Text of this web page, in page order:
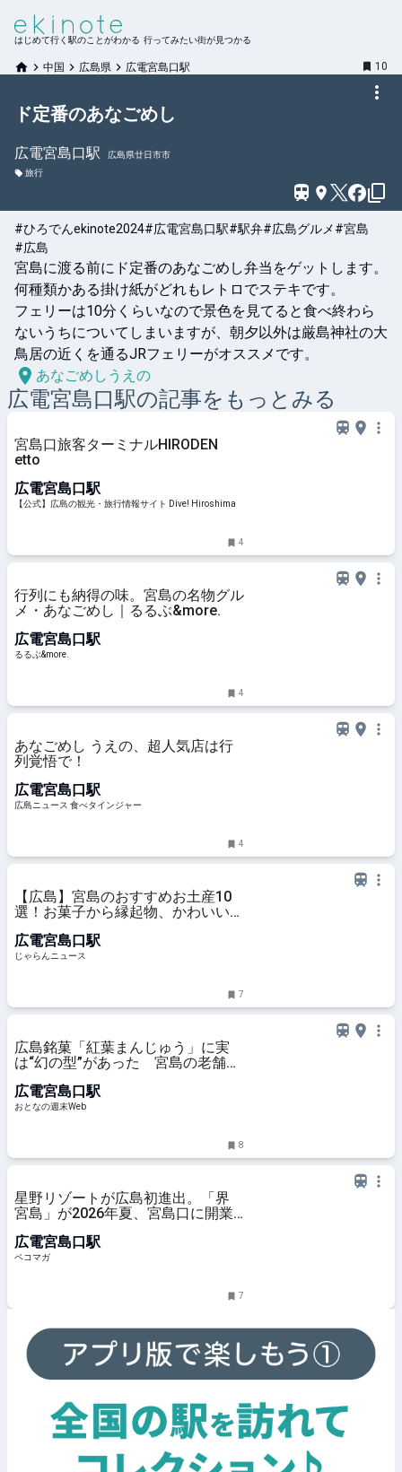
はじめて行く駅のことがわかる 行ってみたい街が見つかる
中国 広島県 広電宮島口駅 10
ド定番のあなごめし
広電宮島口駅
広島県廿日市市
旅行
#ひろでんekinote2024#広電宮島口駅#駅弁#広島グルメ#宮島
#広島
宮島に渡る前にド定番のあなごめし弁当をゲットします。
何種類かある掛け紙がどれもレトロでステキです。
フェリーは10分くらいなので景色を見てると食べ終わら
ないうちについてしまいますが、朝夕以外は厳島神社の大
鳥居の近くを通るJRフェリーがオススメです。
あなごめしうえの
広電宮島口駅の記事をもっとみる
宮島口旅客ターミナルHIRODEN
etto
広電宮島口駅
【公式】広島の観光・旅行情報サイト Dive! Hiroshima
4
行列にも納得の味。宮島の名物グル
メ・あなごめし｜るるぶ&more.
広電宮島口駅
るるぶ&more.
4
あなごめし うえの、超人気店は行
列覚悟で！
広電宮島口駅
広島ニュース 食べタインジャー
4
【広島】宮島のおすすめお土産10
選！お菓子から縁起物、かわいい雑
ース
広電宮島口駅
じゃらんニュース
7
広島銘菓「紅葉まんじゅう」に実
は“幻の型”があった 宮島の老舗旅
子になった背景に迫る - おとなの週
末Web
広電宮島口駅
おとなの週末Web
8
星野リゾートが広島初進出。「界
宮島」が2026年夏、宮島口に開業
広電宮島口駅
ペコマガ
7